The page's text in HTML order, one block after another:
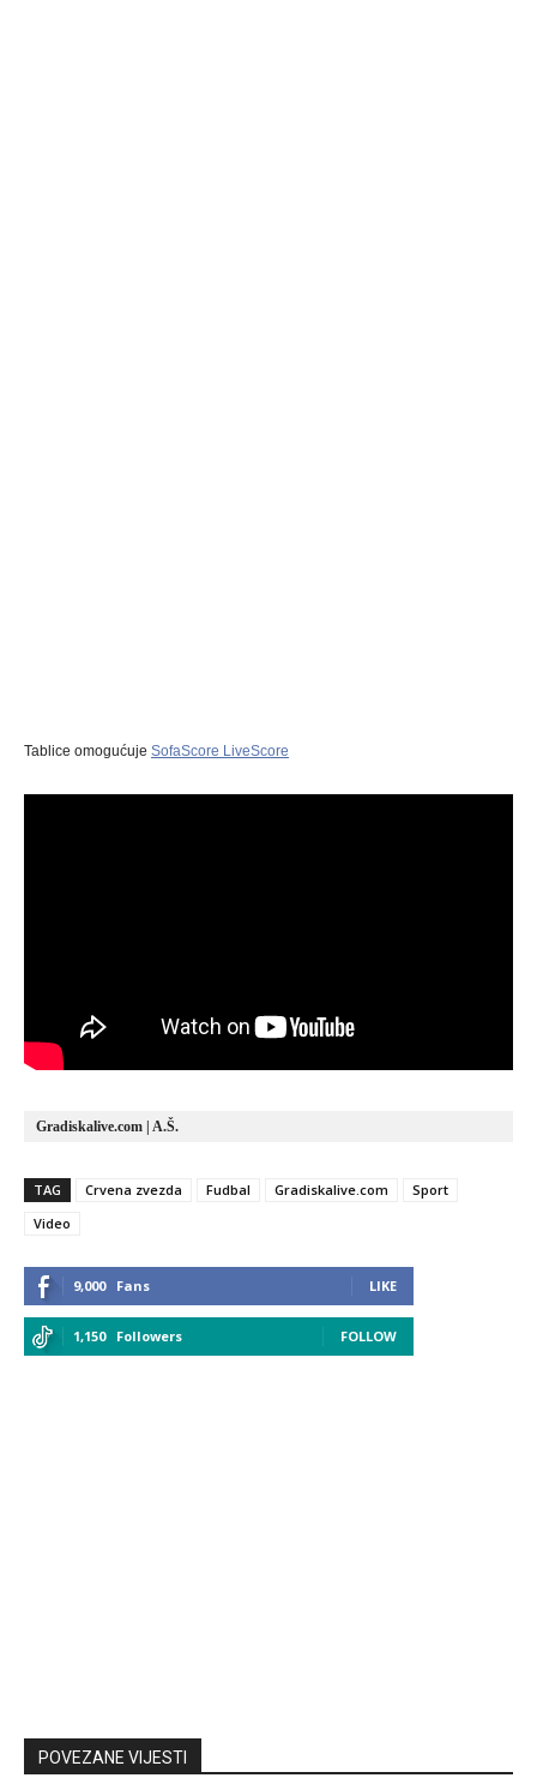
Tablice omogućuje SofaScore LiveScore
Gradiskalive.com | A.Š.
TAG Crvena zvezda Fudbal Gradiskalive.com
Sport
Video
9,000 Fans LIKE
1,150 Followers FOLLOW
POVEZANE VIJESTI